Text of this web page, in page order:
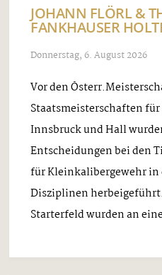
JOHANN FLÖRL &
FANKHAUSER
Donnerstag, 6. August 2026
Vor den
Staatsmeisterschaften
Innsbruck und Hall
Entscheidungen bei den
für Kleinkalibergewehr
Disziplinen
Starterfeld wurden an